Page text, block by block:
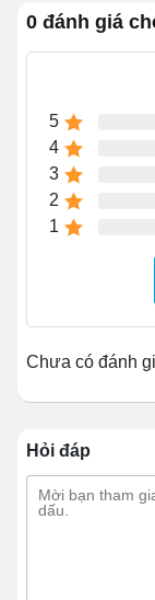
0 đánh giá
5
4
3
2
1
Chưa có đánh
Hỏi đáp